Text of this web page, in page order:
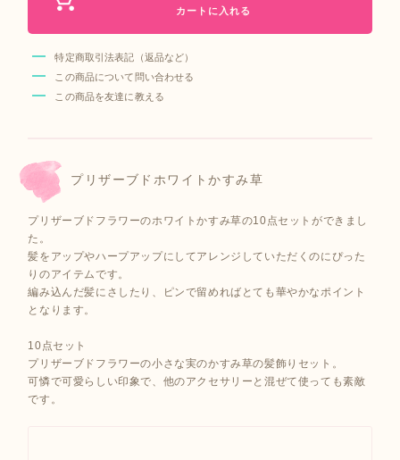
カートに入れる
特定商取引法表記（返品など）
この商品について問い合わせる
この商品を友達に教える
プリザーブドホワイトかすみ草
プリザーブドフラワーのホワイトかすみ草の10点セットができまし
た。
髪をアップやハープアップにしてアレンジしていただくのにぴった
りのアイテムです。
編み込んだ髪にさしたり、ピンで留めればとても華やかなポイント
となります。
10点セット
プリザーブドフラワーの小さな実のかすみ草の髪飾りセット。
可憐で可愛らしい印象で、他のアクセサリーと混ぜて使っても素敵
です。